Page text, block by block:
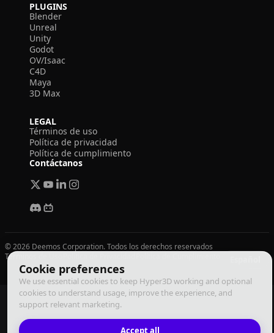
Cookie preferences
We use essential cookies to keep Hyper3D working and optional
cookies to understand usage, improve the experience, and
support relevant marketing.
Accept all
PLUGINS
Blender
Unreal
Unity
Godot
OV/Isaac
C4D
Maya
3D Max
LEGAL
Términos de uso
Política de privacidad
Política de cumplimiento
Contáctanos
© 2026 Deemos Corporation. Todos los derechos reservados
Términos de Uso